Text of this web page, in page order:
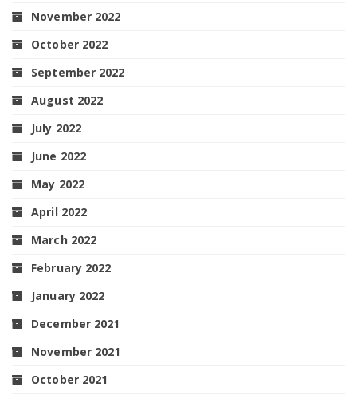
November 2022
October 2022
September 2022
August 2022
July 2022
June 2022
May 2022
April 2022
March 2022
February 2022
January 2022
December 2021
November 2021
October 2021